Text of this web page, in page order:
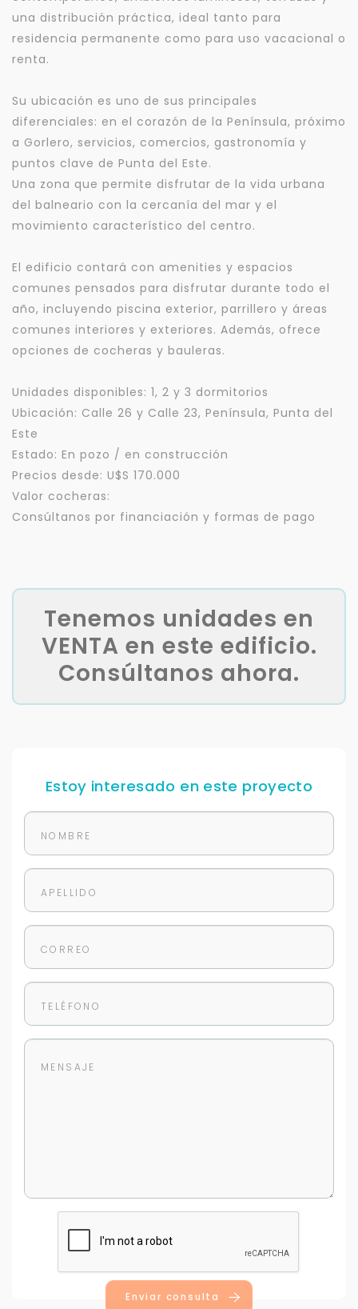
una distribución práctica, ideal tanto para
residencia permanente como para uso vacacional o
renta.
Su ubicación es uno de sus principales
diferenciales: en el corazón de la Península, próximo
a Gorlero, servicios, comercios, gastronomía y
puntos clave de Punta del Este.
Una zona que permite disfrutar de la vida urbana
del balneario con la cercanía del mar y el
movimiento característico del centro.
El edificio contará con amenities y espacios
comunes pensados para disfrutar durante todo el
año, incluyendo piscina exterior, parrillero y áreas
comunes interiores y exteriores. Además, ofrece
opciones de cocheras y bauleras.
Unidades disponibles: 1, 2 y 3 dormitorios
Ubicación: Calle 26 y Calle 23, Península, Punta del
Este
Estado: En pozo / en construcción
Precios desde: U$S 170.000
Valor cocheras:
Consúltanos por financiación y formas de pago
Tenemos unidades en
VENTA en este edificio.
Consúltanos ahora.
Estoy interesado en este proyecto
Enviar consulta
Tu nombre *
Tu WhatsApp *